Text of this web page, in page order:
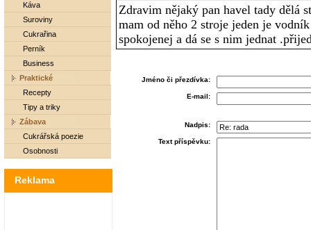
Káva
Suroviny
Cukrařina
Perník
Business
Praktické
Recepty
Tipy a triky
Zábava
Cukrářská poezie
Osobnosti
Reklama
Zdravim nějaký pan havel tady dělá
mam od něho 2 stroje jeden je
spokojenej a dá se s nim jednat
Jméno či přezdívka:
E-mail:
Nadpis:
Text příspěvku: